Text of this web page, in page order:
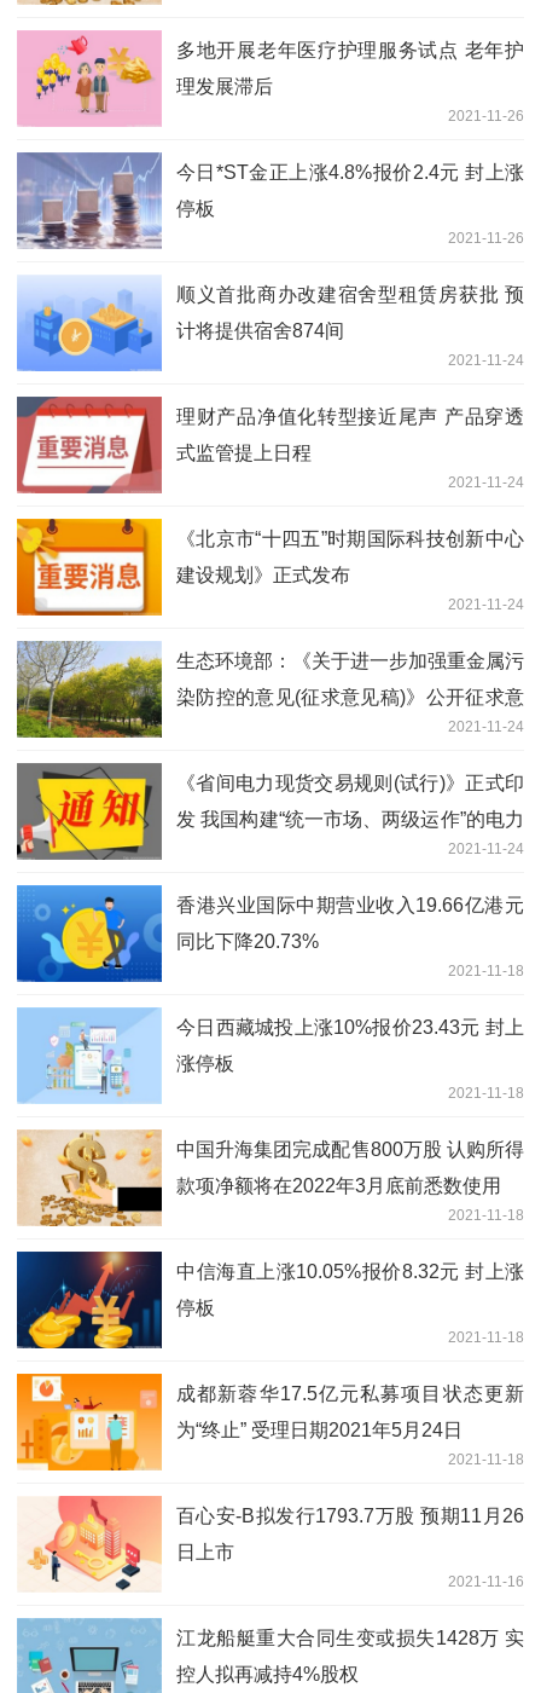
多地开展老年医疗护理服务试点 老年护
理发展滞后
2021-11-26
今日*ST金正上涨4.8%报价2.4元 封上涨
停板
2021-11-26
顺义首批商办改建宿舍型租赁房获批 预
计将提供宿舍874间
2021-11-24
理财产品净值化转型接近尾声 产品穿透
式监管提上日程
2021-11-24
《北京市“十四五”时期国际科技创新中心
建设规划》正式发布
2021-11-24
生态环境部：《关于进一步加强重金属污
染防控的意见(征求意见稿)》公开征求意
2021-11-24
《省间电力现货交易规则(试行)》正式印
发 我国构建“统一市场、两级运作”的电力
2021-11-24
香港兴业国际中期营业收入19.66亿港元
同比下降20.73%
2021-11-18
今日西藏城投上涨10%报价23.43元 封上
涨停板
2021-11-18
中国升海集团完成配售800万股 认购所得
款项净额将在2022年3月底前悉数使用
2021-11-18
中信海直上涨10.05%报价8.32元 封上涨
停板
2021-11-18
成都新蓉华17.5亿元私募项目状态更新
为“终止” 受理日期2021年5月24日
2021-11-18
百心安-B拟发行1793.7万股 预期11月26
日上市
2021-11-16
江龙船艇重大合同生变或损失1428万 实
控人拟再减持4%股权